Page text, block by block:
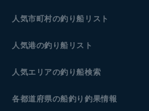
人気市町村の釣り船リスト
人気港の釣り船リスト
人気エリアの釣り船検索
各都道府県の船釣り釣果情報